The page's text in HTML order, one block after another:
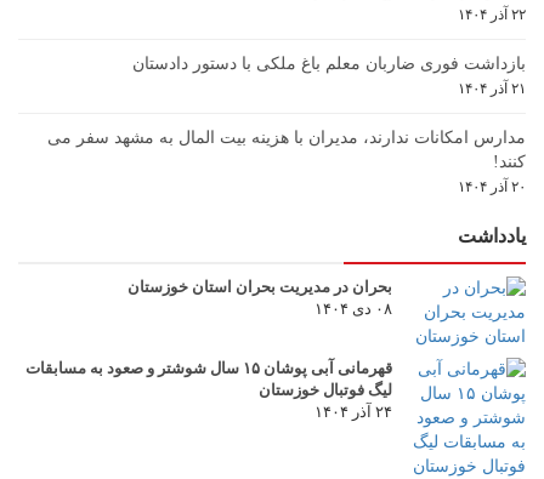
۲۲ آذر ۱۴۰۴
بازداشت فوری ضاربان معلم باغ ملکی با دستور دادستان
۲۱ آذر ۱۴۰۴
مدارس امکانات ندارند، مدیران با هزینه بیت المال به مشهد سفر می
کنند!
۲۰ آذر ۱۴۰۴
یادداشت
بحران در مدیریت بحران استان خوزستان
۰۸ دی ۱۴۰۴
قهرمانی آبی پوشان ۱۵ سال شوشتر و صعود به مسابقات
لیگ فوتبال خوزستان
۲۴ آذر ۱۴۰۴